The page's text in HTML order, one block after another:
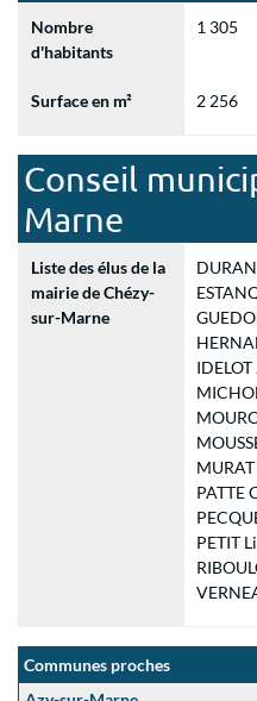
Nombre
d'habitants
1 305
Surface en m² 2 256
Conseil
Marne
Liste des élus de la
mairie de Chézy-
sur-Marne
PATTE
PETIT
Communes proches